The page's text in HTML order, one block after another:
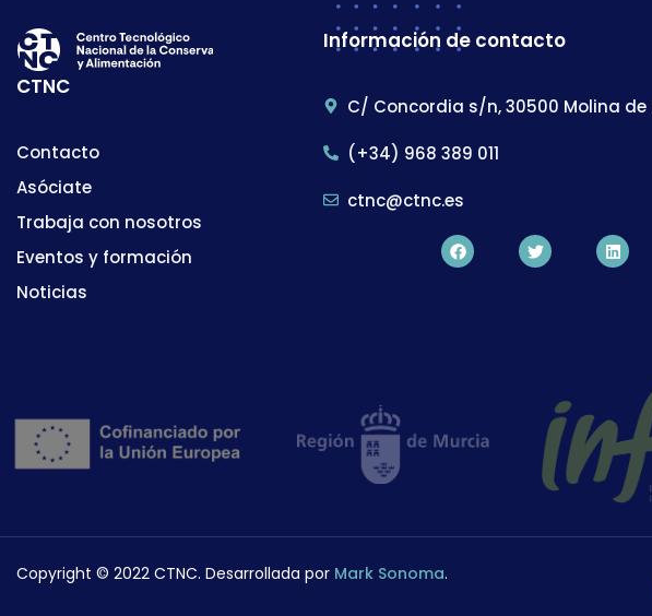
CTNC
Contacto
Asóciate
Trabaja con nosotros
Eventos y formación
Noticias
Información de contacto
C/ Concordia s/n, 30500 Molina
(+34) 968 389 011
ctnc@ctnc.es
Copyright © 2022 CTNC. Desarrollada por Mark Sonoma.